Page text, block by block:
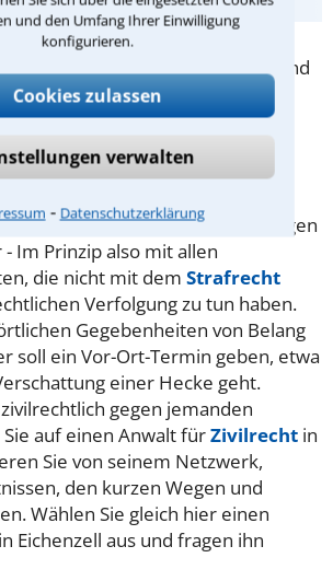
und den Umfang Ihrer Einwilligung
konfigurieren.
Cookies zulassen
verwalten
⁃ Datenschutzerklärung
Angelegenheit im Unrecht und
Spiel, hat man die Möglichkeit,
vorzugehen. Typische
handeln vom Sinn und Unsinn
(Kaufvertrag,
Reise oder Auseinandersetzungen
Im Prinzip also mit allen
die nicht mit dem Strafrecht
Verfolgung zu tun haben.
Gegebenheiten von Belang
soll ein Vor-Ort-Termin geben, etwa
einer Hecke geht.
gegen jemanden
auf einen Anwalt fürZivilrecht in
Sie von seinem Netzwerk,
den kurzen Wegen und
Wählen Sie gleich hier einen
Eichenzell aus und fragen ihn